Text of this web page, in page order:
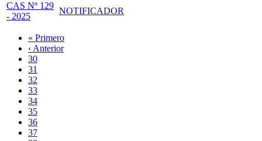
CAS Nº 129
- 2025
NOTIFICADOR
Paginación
Primera
página
« Primero
Página
anterior
‹ Anterior
Page
30
Page
31
Page
32
Page
33
Página
actual
34
Page
35
Page
36
Page
37